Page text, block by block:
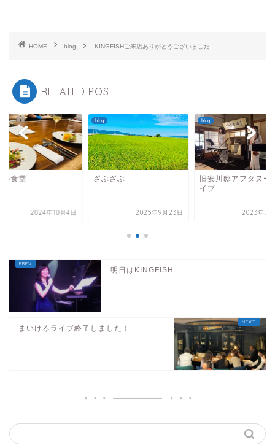
HOME blog KINGFISHご来店ありがとうございました
RELATED POST
ル食堂
2024年10月4日
blog
ざぶざぶ
2025年9月23日
blog
旧安川邸アフタヌー
イブ
2023年7
明日はKINGFISH
まいけるライブ終了しました！